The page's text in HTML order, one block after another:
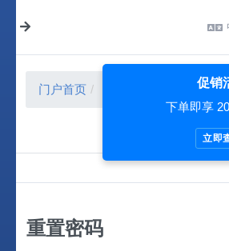
门户首页 重置密码
重置密码
促销
下单即享
立即